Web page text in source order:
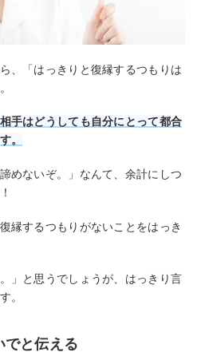
、「はっきりと復縁するつもりは
手はどうしても自分にとって都合
。
めないぞ。」なんて、余計にしつ
縁するつもりがないことをはっき
」と思うでしょうが、はっきり言
。
でと伝える